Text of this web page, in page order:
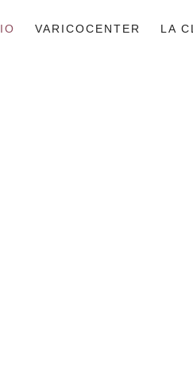
VARICOCENTER LA